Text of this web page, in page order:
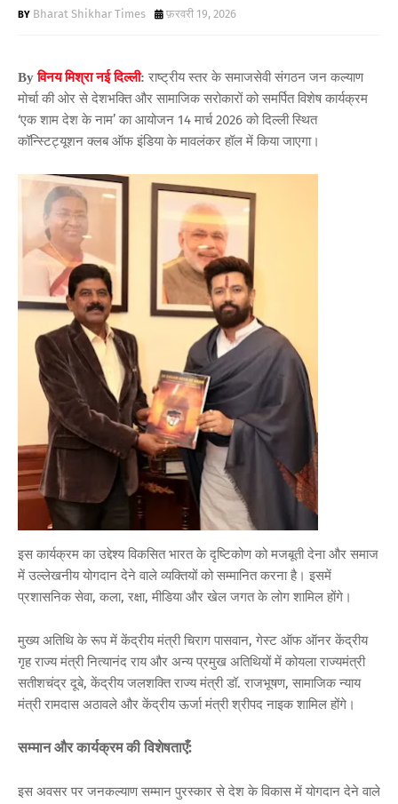
Bharat Shikhar Times फ़रवरी 19, 2026
Byविनय मिश्रा नई दिल्ली: राष्ट्रीय स्तर के समाजसेवी संगठन जन कल्याण
मोर्चा की ओर से देशभक्ति और सामाजिक सरोकारों को समर्पित विशेष कार्यक्रम
‘एक शाम देश के नाम’ का आयोजन 14 मार्च 2026 को दिल्ली स्थित
कॉन्स्टिट्यूशन क्लब ऑफ इंडिया के मावलंकर हॉल में किया जाएगा।
इस कार्यक्रम का उद्देश्य विकसित भारत के दृष्टिकोण को मजबूती देना और समाज
में उल्लेखनीय योगदान देने वाले व्यक्तियों को सम्मानित करना है। इसमें
प्रशासनिक सेवा, कला, रक्षा, मीडिया और खेल जगत के लोग शामिल होंगे।
मुख्य अतिथि के रूप में केंद्रीय मंत्री चिराग पासवान, गेस्ट ऑफ ऑनर केंद्रीय
गृह राज्य मंत्री नित्यानंद राय और अन्य प्रमुख अतिथियों में कोयला राज्यमंत्री
सतीशचंद्र दूबे, केंद्रीय जलशक्ति राज्य मंत्री डॉ. राजभूषण, सामाजिक न्याय
मंत्री रामदास अठावले और केंद्रीय ऊर्जा मंत्री श्रीपद नाइक शामिल होंगे।
सम्मान और कार्यक्रम की विशेषताएँ:
इस अवसर पर जनकल्याण सम्मान पुरस्कार से देश के विकास में योगदान देने वाले